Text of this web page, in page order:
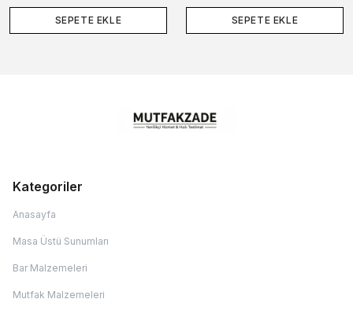
SEPETE EKLE SEPETE EKLE
Kategoriler
Anasayfa
Masa Üstü Sunumları
Bar Malzemeleri
Mutfak Malzemeleri